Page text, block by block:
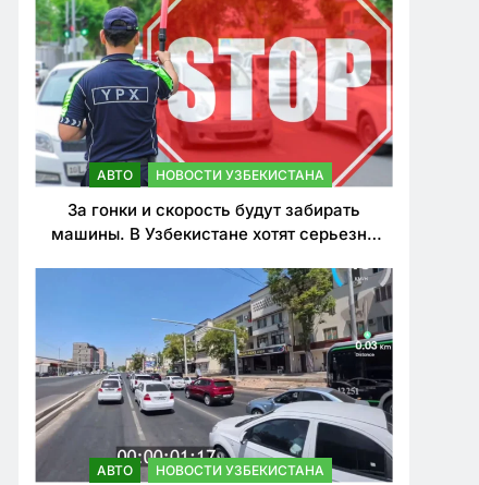
АВТО НОВОСТИ УЗБЕКИСТАНА
За гонки и скорость будут забирать
машины. В Узбекистане хотят серьезно
АВТО НОВОСТИ УЗБЕКИСТАНА